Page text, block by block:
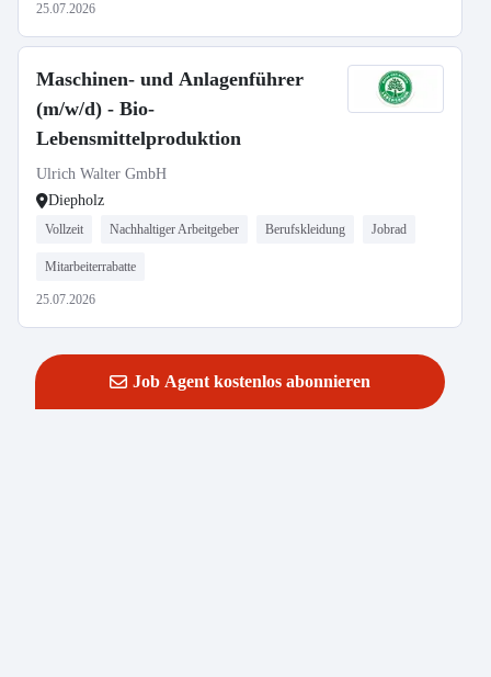
25.07.2026
Maschinen- und Anlagenführer
(m/w/d) - Bio-
Lebensmittelproduktion
Ulrich Walter GmbH
Diepholz
Vollzeit Nachhaltiger Arbeitgeber Berufskleidung Jobrad
Mitarbeiterrabatte
25.07.2026
Job Agent kostenlos abonnieren